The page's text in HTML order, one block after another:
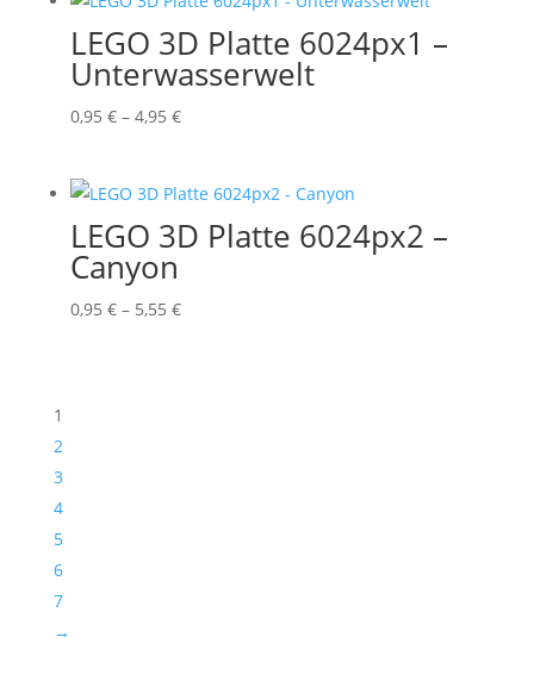
5,75 €
LEGO 3D Platte 6024px1 –
Unterwasserwelt
0,95 € – 4,95 €Preisspanne:
4,95 €
LEGO 3D Platte 6024px2 –
Canyon
0,95 € – 5,55 €Preisspanne:
1
2
3
4
5
6
7
→